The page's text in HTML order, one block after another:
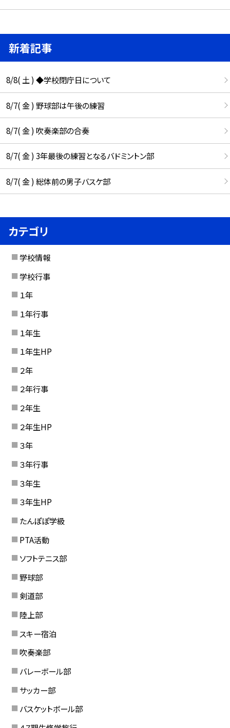
新着記事
8/8( 土 ) ◆学校閉庁日について
8/7( 金 ) 野球部は午後の練習
8/7( 金 ) 吹奏楽部の合奏
8/7( 金 ) 3年最後の練習となるバドミントン部
8/7( 金 ) 総体前の男子バスケ部
カテゴリ
学校情報
学校行事
１年
１年行事
１年生
１年生HP
２年
２年行事
２年生
２年生HP
３年
３年行事
３年生
３年生HP
たんぽぽ学級
PTA活動
ソフトテニス部
野球部
剣道部
陸上部
スキー宿泊
吹奏楽部
バレーボール部
サッカー部
バスケットボール部